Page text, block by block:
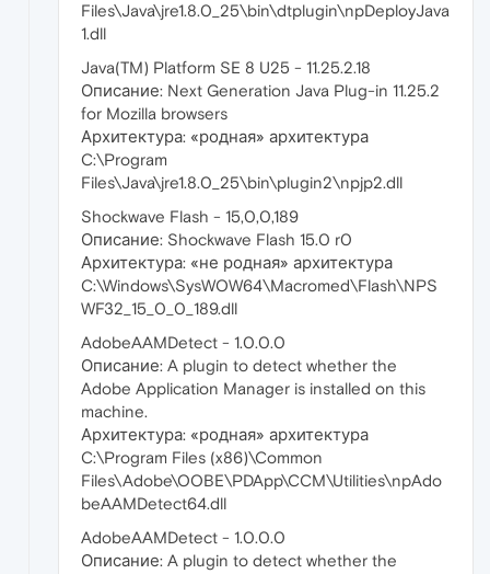
Files\Java\jre1.8.0_25\bin\dtplugin\npDeployJava
1.dll
Java(TM) Platform SE 8 U25 - 11.25.2.18
Описание: Next Generation Java Plug-in 11.25.2
for Mozilla browsers
Архитектура: «родная» архитектура
C:\Program
Files\Java\jre1.8.0_25\bin\plugin2\npjp2.dll
Shockwave Flash - 15,0,0,189
Описание: Shockwave Flash 15.0 r0
Архитектура: «не родная» архитектура
C:\Windows\SysWOW64\Macromed\Flash\NPS
WF32_15_0_0_189.dll
AdobeAAMDetect - 1.0.0.0
Описание: A plugin to detect whether the
Adobe Application Manager is installed on this
machine.
Архитектура: «родная» архитектура
C:\Program Files (x86)\Common
Files\Adobe\OOBE\PDApp\CCM\Utilities\npAdo
beAAMDetect64.dll
AdobeAAMDetect - 1.0.0.0
Описание: A plugin to detect whether the